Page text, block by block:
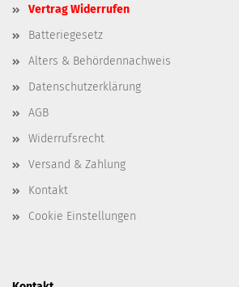
Vertrag Widerrufen
Batteriegesetz
Alters & Behördennachweis
Datenschutzerklärung
AGB
Widerrufsrecht
Versand & Zahlung
Kontakt
Cookie Einstellungen